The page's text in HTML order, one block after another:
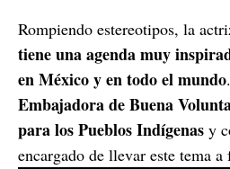
Rompiendo estereotipos, la
tiene una agenda muy
en México y en todo el mundo
Embajadora de Buena
para los Pueblos Indígenas y
encargado de llevar este tema